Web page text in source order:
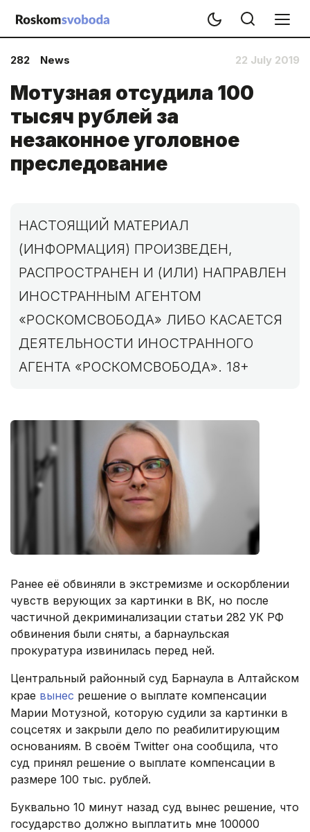
282 News 22 July 2019
Мотузная отсудила 100
тысяч рублей за
незаконное уголовное
преследование
НАСТОЯЩИЙ МАТЕРИАЛ
(ИНФОРМАЦИЯ) ПРОИЗВЕДЕН,
РАСПРОСТРАНЕН И (ИЛИ) НАПРАВЛЕН
ИНОСТРАННЫМ АГЕНТОМ
«РОСКОМСВОБОДА» ЛИБО КАСАЕТСЯ
ДЕЯТЕЛЬНОСТИ ИНОСТРАННОГО
АГЕНТА «РОСКОМСВОБОДА». 18+
Ранее её обвиняли в экстремизме и оскорблении
чувств верующих за картинки в ВК, но после
частичной декриминализации статьи 282 УК РФ
обвинения были сняты, а барнаульская
прокуратура извинилась перед ней.
Центральный районный суд Барнаула в Алтайском
крае вынес решение о выплате компенсации
Марии Мотузной, которую судили за картинки в
соцсетях и закрыли дело по реабилитирующим
основаниям. В своём Twitter она сообщила, что
суд принял решение о выплате компенсации в
размере 100 тыс. рублей.
Буквально 10 минут назад суд вынес решение, что
государство должно выплатить мне 100000